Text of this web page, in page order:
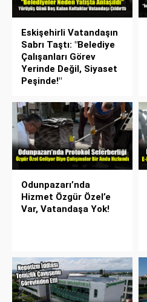
Eskişehirli Vatandaşın
Sabrı Taştı: "Belediye
Çalışanları Görev
Yerinde Değil, Siyaset
Peşinde!"
Odunpazarı’nda
Hizmet Özgür Özel’e
Var, Vatandaşa Yok!